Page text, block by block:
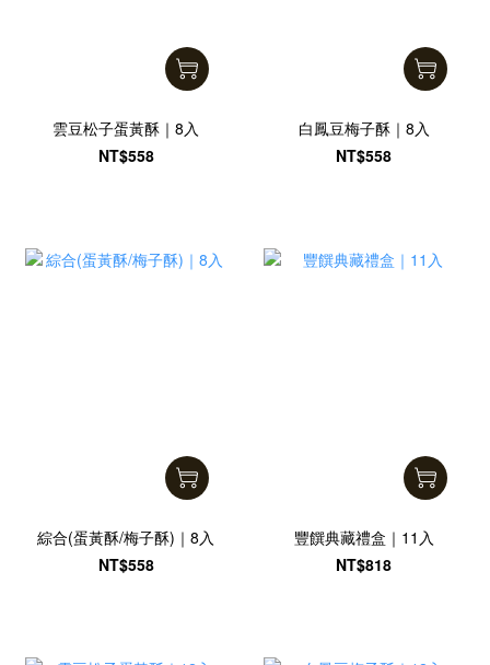
雲豆松子蛋黃酥｜8入
NT$558
白鳳豆梅子酥｜8入
NT$558
綜合(蛋黃酥/梅子酥)｜8入
NT$558
豐饌典藏禮盒｜11入
NT$818